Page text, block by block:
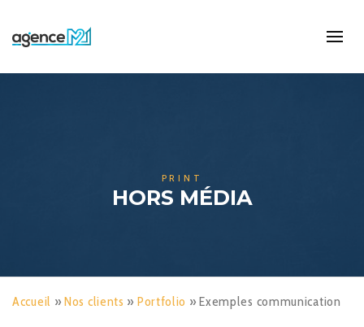
PRINT
HORS MÉDIA
Accueil »Nos clients » Portfolio »Exemples communication